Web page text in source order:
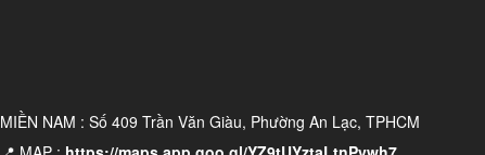
MIỀN NAM : Số 409 Trần Văn Giàu, Phường An Lạc, TPHCM